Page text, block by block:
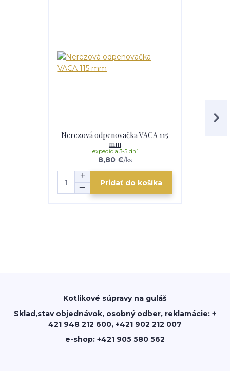
Nerezová odpenovačka VACA 115
mm
8,80 €/ks
expedícia 3-5 dní
Pridať do košíka
Kotlikové súpravy na guláš
Sklad,stav objednávok, osobný odber, reklamácie: +
421 948 212 600, +421 902 212 007
e-shop: +421 905 580 562